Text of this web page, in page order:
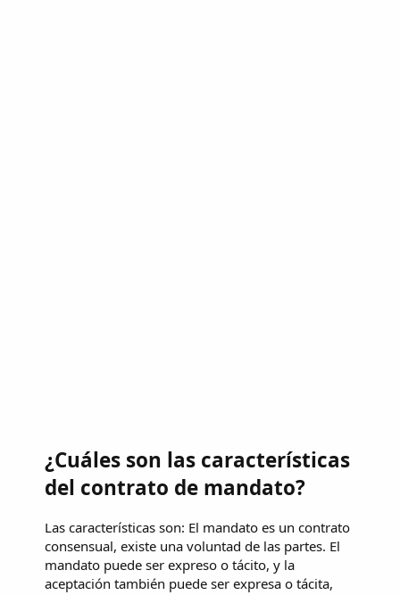
¿Cuáles son las características
del contrato de mandato?
Las características son: El mandato es un contrato
consensual, existe una voluntad de las partes. El
mandato puede ser expreso o tácito, y la
aceptación también puede ser expresa o tácita,